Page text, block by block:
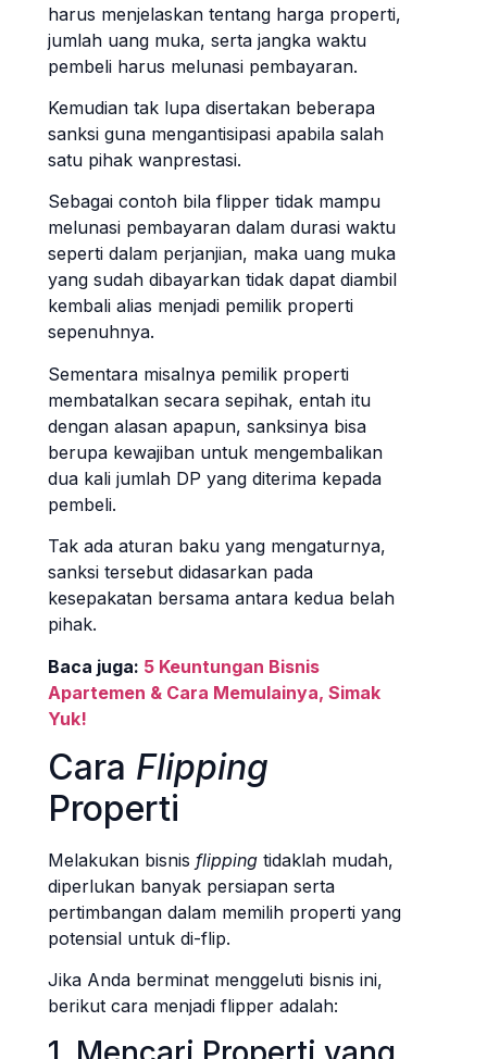
harus menjelaskan tentang harga properti,
jumlah uang muka, serta jangka waktu
pembeli harus melunasi pembayaran.
Kemudian tak lupa disertakan beberapa
sanksi guna mengantisipasi apabila salah
satu pihak wanprestasi.
Sebagai contoh bila flipper tidak mampu
melunasi pembayaran dalam durasi waktu
seperti dalam perjanjian, maka uang muka
yang sudah dibayarkan tidak dapat diambil
kembali alias menjadi pemilik properti
sepenuhnya.
Sementara misalnya pemilik properti
membatalkan secara sepihak, entah itu
dengan alasan apapun, sanksinya bisa
berupa kewajiban untuk mengembalikan
dua kali jumlah DP yang diterima kepada
pembeli.
Tak ada aturan baku yang mengaturnya,
sanksi tersebut didasarkan pada
kesepakatan bersama antara kedua belah
pihak.
Baca juga: 5 Keuntungan Bisnis
Apartemen & Cara Memulainya, Simak
Yuk!
Cara Flipping
Properti
Melakukan bisnis flipping tidaklah mudah,
diperlukan banyak persiapan serta
pertimbangan dalam memilih properti yang
potensial untuk di-flip.
Jika Anda berminat menggeluti bisnis ini,
berikut cara menjadi flipper adalah: